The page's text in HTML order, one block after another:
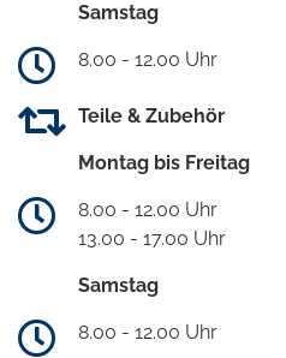
Samstag
8.00 - 12.00 Uhr
Teile & Zubehör
Montag bis Freitag
8.00 - 12.00 Uhr
13.00 - 17.00 Uhr
Samstag
8.00 - 12.00 Uhr